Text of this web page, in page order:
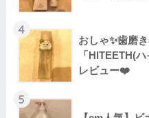
4
おしゃ✨歯磨
「HITEETH(
レビュー❤️
5